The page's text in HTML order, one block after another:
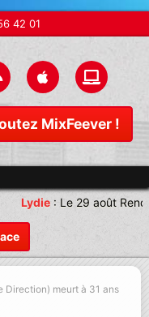
42 01
MixFeever !
Lydie: Le 29 août
Direction) meurt à 31 ans